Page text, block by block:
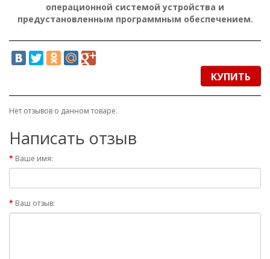
операционной системой устройства и
предустановленным программным обеспечением.
КУПИТЬ
Нет отзывов о данном товаре.
Написать отзыв
Ваше имя:
Ваш отзыв: